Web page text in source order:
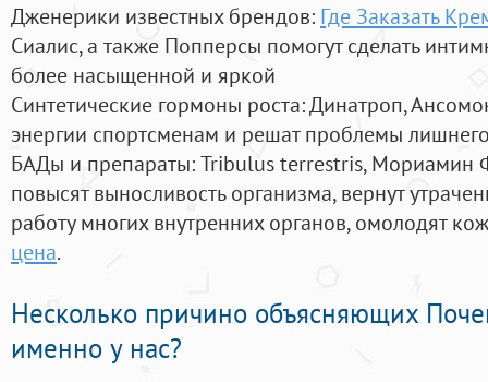
Дженерики известных брендов: Где Заказать
Сиалис, а также Попперсы помогут сделать
более насыщенной и яркой
Синтетические гормоны роста: Динатроп,
энергии спортсменам и решат проблемы
БАДы и препараты:Tribulus terrestris, Мориамин
повысят выносливость организма, вернут
работу многих внутренних органов, омолодят
цена.
Несколько причино объясняющих
именно у нас?